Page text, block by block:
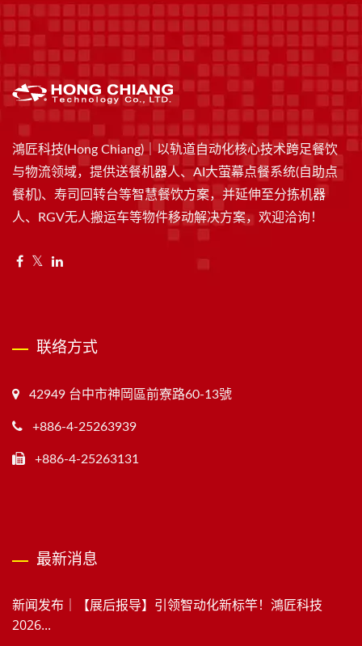
鴻匠科技(Hong Chiang)｜以轨道自动化核心技术跨足餐饮
与物流领域，提供送餐机器人、AI大萤幕点餐系统(自助点
餐机)、寿司回转台等智慧餐饮方案，并延伸至分拣机器
人、RGV无人搬运车等物件移动解决方案，欢迎洽询！
联络方式
42949 台中市神岡區前寮路60-13號
+886-4-25263939
+886-4-25263131
最新消息
新闻发布｜【展后报导】引领智动化新标竿！鴻匠科技
2026...